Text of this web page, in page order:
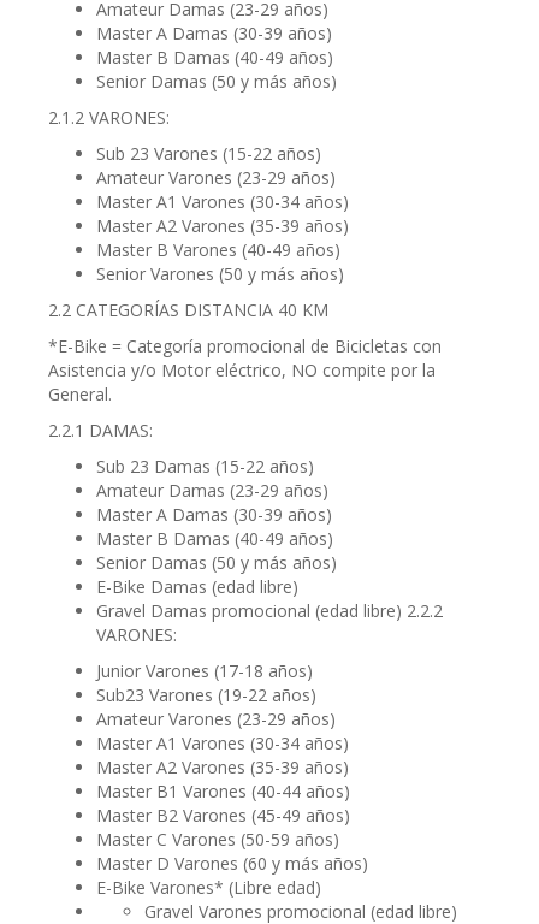
Amateur Damas (23-29 años)
Master A Damas (30-39 años)
Master B Damas (40-49 años)
Senior Damas (50 y más años)
2.1.2 VARONES:
Sub 23 Varones (15-22 años)
Amateur Varones (23-29 años)
Master A1 Varones (30-34 años)
Master A2 Varones (35-39 años)
Master B Varones (40-49 años)
Senior Varones (50 y más años)
2.2 CATEGORÍAS DISTANCIA 40 KM
*E-Bike = Categoría promocional de Bicicletas con
Asistencia y/o Motor eléctrico, NO compite por la
General.
2.2.1 DAMAS:
Sub 23 Damas (15-22 años)
Amateur Damas (23-29 años)
Master A Damas (30-39 años)
Master B Damas (40-49 años)
Senior Damas (50 y más años)
E-Bike Damas (edad libre)
Gravel Damas promocional (edad libre) 2.2.2
VARONES:
Junior Varones (17-18 años)
Sub23 Varones (19-22 años)
Amateur Varones (23-29 años)
Master A1 Varones (30-34 años)
Master A2 Varones (35-39 años)
Master B1 Varones (40-44 años)
Master B2 Varones (45-49 años)
Master C Varones (50-59 años)
Master D Varones (60 y más años)
E-Bike Varones* (Libre edad)
Gravel Varones promocional (edad libre)